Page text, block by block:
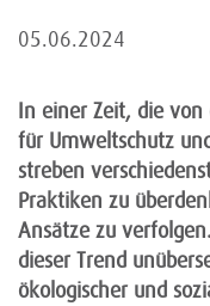
05.06.2024
In einer Zeit, die von
für Umweltschutz
streben
Praktiken zu
Ansätze zu
dieser Trend
ökologischer und